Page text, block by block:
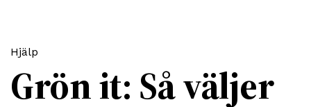
Grön it: Så väljer
Hjälp